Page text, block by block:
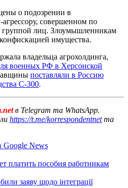
о подозрении в
агрессору, совершенном по
группой лиц. Злоумышленникам
имущества.
владельца агрохолдинга,
военных РФ в Херсонской
поставляли в Россию
С-300.
в Telegram та WhatsApp.
https://t.me/korrespondentnetта
Google News
платить пособия работникам
заяву щодо інтеграції